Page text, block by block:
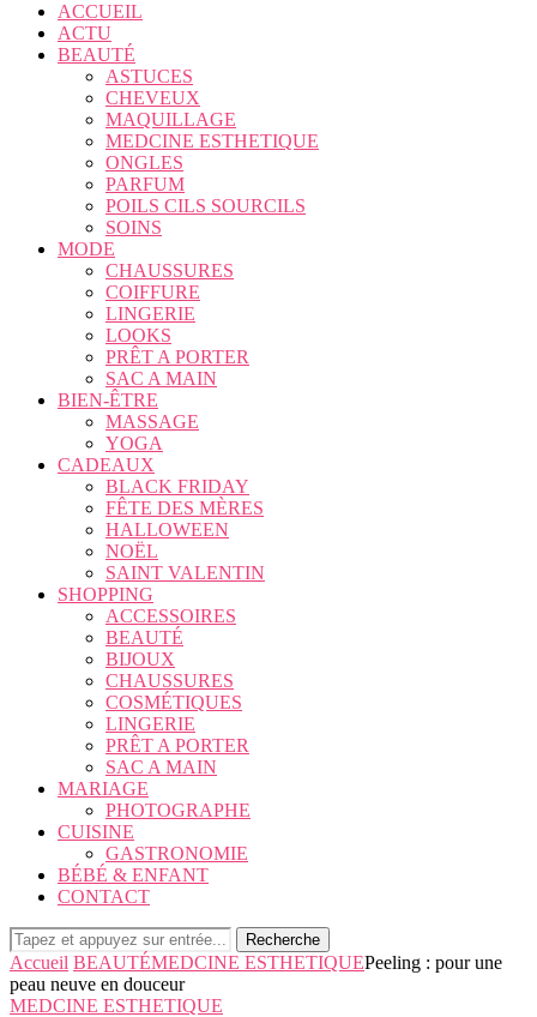
ACCUEIL
ACTU
BEAUTÉ
ASTUCES
CHEVEUX
MAQUILLAGE
MEDCINE ESTHETIQUE
ONGLES
PARFUM
POILS CILS SOURCILS
SOINS
MODE
CHAUSSURES
COIFFURE
LINGERIE
LOOKS
PRÊT A PORTER
SAC A MAIN
BIEN-ÊTRE
MASSAGE
YOGA
CADEAUX
BLACK FRIDAY
FÊTE DES MÈRES
HALLOWEEN
NOËL
SAINT VALENTIN
SHOPPING
ACCESSOIRES
BEAUTÉ
BIJOUX
CHAUSSURES
COSMÉTIQUES
LINGERIE
PRÊT A PORTER
SAC A MAIN
MARIAGE
PHOTOGRAPHE
CUISINE
GASTRONOMIE
BÉBÉ & ENFANT
CONTACT
Recherche
Accueil BEAUTÉMEDCINE ESTHETIQUEPeeling : pour une
peau neuve en douceur
MEDCINE ESTHETIQUE